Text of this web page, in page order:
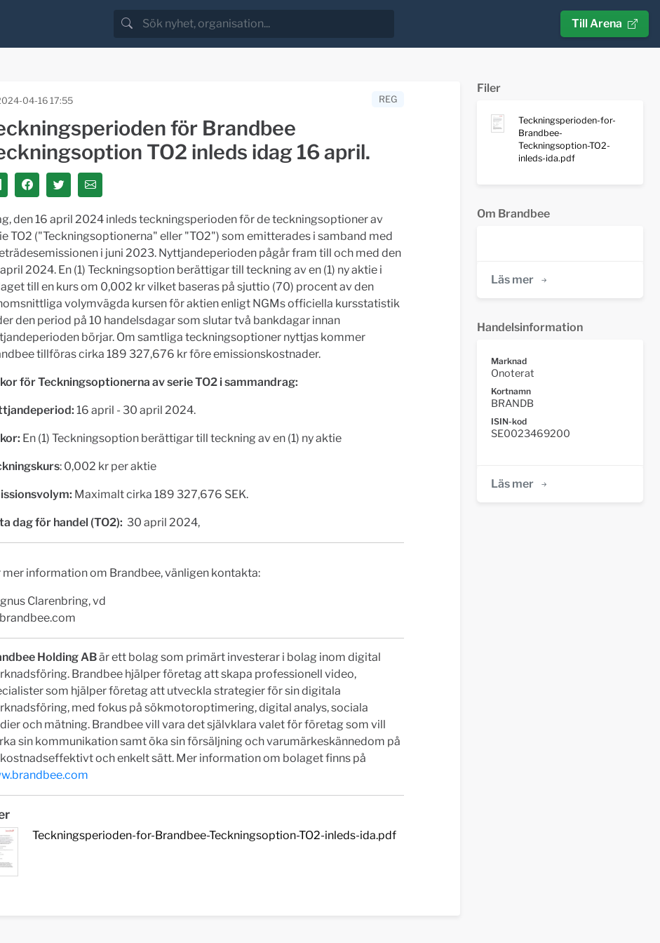
Till Arena
04-16 17:55 REG
för Brandbee
TO2 inleds idag 16 april.
den 16 april 2024 inleds teckningsperioden för de teckningsoptioner av
TO2 ("Teckningsoptionerna" eller "TO2") som emitterades i samband med
i juni 2023. Nyttjandeperioden pågår fram till och med den
2024. En (1) Teckningsoption berättigar till teckning av en (1) ny aktie i
till en kurs om 0,002 kr vilket baseras på sjuttio (70) procent av den
volymvägda kursen för aktien enligt NGMs officiella kursstatistik
den period på 10 handelsdagar som slutar två bankdagar innan
börjar. Om samtliga teckningsoptioner nyttjas kommer
tillföras cirka 189 327,676 kr före emissionskostnader.
för Teckningsoptionerna av serie TO2 i sammandrag:
16 april - 30 april 2024.
En (1) Teckningsoption berättigar till teckning av en (1) ny aktie
: 0,002 kr per aktie
Maximalt cirka 189 327,676 SEK.
dag för handel (TO2): 30 april 2024,
mer information om Brandbee, vänligen kontakta:
Clarenbring, vd
Holding ABär ett bolag som primärt investerar i bolag inom digital
Brandbee hjälper företag att skapa professionell video,
som hjälper företag att utveckla strategier för sin digitala
med fokus på sökmotoroptimering, digital analys, sociala
och mätning. Brandbee vill vara det självklara valet för företag som vill
sin kommunikation samt öka sin försäljning och varumärkeskännedom på
och enkelt sätt. Mer information om bolaget finns på
Teckningsperioden-for-Brandbee-Teckningsoption-TO2-inleds-ida.pdf
Filer
Teckningsperioden-for-
Brandbee-
Teckningsoption-TO2-
inleds-ida.pdf
Om Brandbee
Läs mer
Handelsinformation
Marknad
Onoterat
Kortnamn
BRANDB
ISIN-kod
SE0023469200
Läs mer